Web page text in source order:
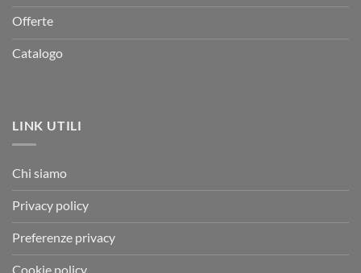
Offerte
Catalogo
LINK UTILI
Chi siamo
Privacy policy
Preferenze privacy
Cookie policy